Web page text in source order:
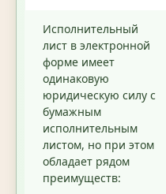
Исполнительный
лист в электронной
форме имеет
одинаковую
юридическую силу с
бумажным
исполнительным
листом, но при этом
обладает рядом
преимуществ: